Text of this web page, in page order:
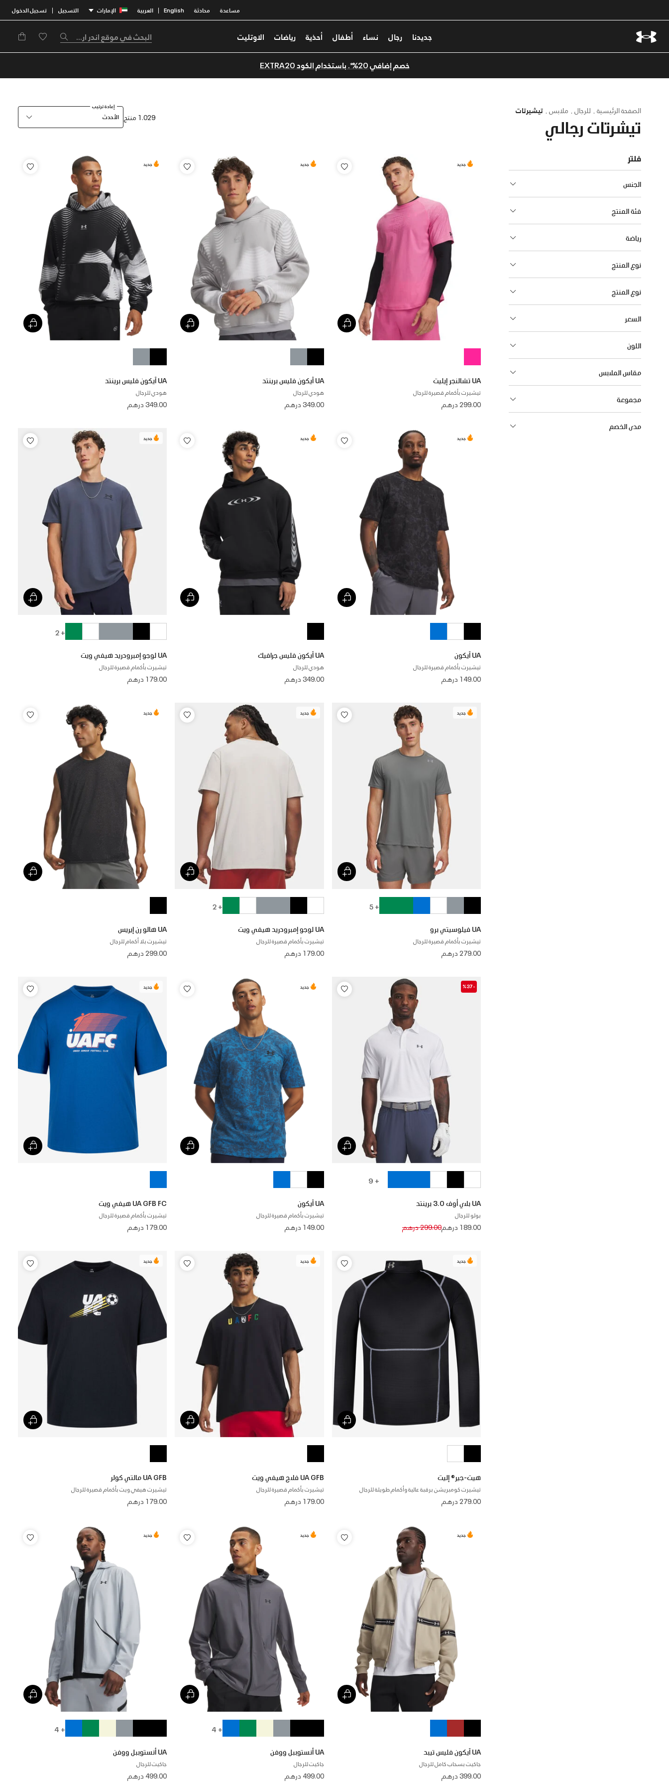
مساعدة محادثة English
| العربية الإمارات التسجيل | تسجيل الدخول
جديدنا رجال نساء أطفال أحذية رياضات الاوتليت
خصم إضافي 20%*. باستخدام الكود EXTRA20
الصفحة الرئيسية للرجال ملابس تيشيرتات
تيشرتات رجالي 1.029 منتج
إعادة ترتيب
الأحدث
فلتر
الجنس
فئة المنتج
رياضة
نوع المنتج
نوع المنتج
السعر
اللون
مقاس الملابس
مجموعة
مدى الخصم
جديد
UA تشالنجر إيليت
تيشيرت بأكمام قصيرة للرجال
299.00 درهم
جديد
UA آيكون فليس برينتد
هودي للرجال
349.00 درهم
جديد
UA آيكون فليس برينتد
هودي للرجال
349.00 درهم
جديد
UA آيكون
تيشيرت بأكمام قصيرة للرجال
149.00 درهم
جديد
UA آيكون فليس جرافيك
هودي للرجال
349.00 درهم
جديد
+ 2
UA لوجو إمبرودريد هيفي ويت
تيشيرت بأكمام قصيرة للرجال
179.00 درهم
جديد
+ 5
UA فيلوسيتي برو
تيشيرت بأكمام قصيرة للرجال
279.00 درهم
جديد
+ 2
UA لوجو إمبرودريد هيفي ويت
تيشيرت بأكمام قصيرة للرجال
179.00 درهم
جديد
UA هالو رن إيريس
تيشيرت بلا أكمام للرجال
299.00 درهم
-%37
+ 9
UA بلاي أوف 3.0 برينتد
بولو للرجال
189.00 درهم Price reduced from
299.00 درهمto
جديد
UA آيكون
تيشيرت بأكمام قصيرة للرجال
149.00 درهم
جديد
UA GFB FC هيفي ويت
تيشيرت بأكمام قصيرة للرجال
179.00 درهم
جديد
هيت-جير® إليت
تيشيرت كومبريشن برقبة عالية وأكمام طويلة للرجال
279.00 درهم
جديد
UA GFB فلاج هيفي ويت
تيشيرت بأكمام قصيرة للرجال
179.00 درهم
جديد
UA GFB مالتي كولر
تيشيرت هيفي ويت بأكمام قصيرة للرجال
179.00 درهم
جديد
UA آيكون فليس تيبد
جاكيت بسحاب كامل للرجال
399.00 درهم
جديد
+ 4
UA أنستوببل ووفن
جاكيت للرجال
499.00 درهم
جديد
+ 4
UA أنستوببل ووفن
جاكيت للرجال
499.00 درهم